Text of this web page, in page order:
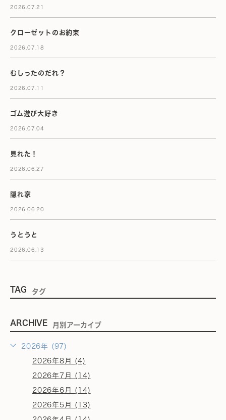
2026.07.21
クローゼットのお約束
2026.07.18
むしったのだれ？
2026.07.11
ゴム遊び大好き
2026.07.04
見れた！
2026.06.27
隠れ家
2026.06.20
うとうと
2026.06.13
TAG タグ
ARCHIVE 月別アーカイブ
2026年 (97)
2026年8月 (4)
2026年7月 (14)
2026年6月 (14)
2026年5月 (13)